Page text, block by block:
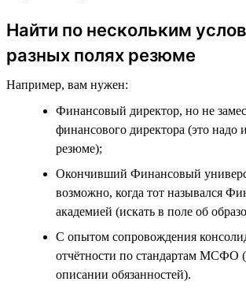
Найти по нескольким
разных полях резюме
Например, вам нужен:
Финансовый директор, но не
финансового директора (это надо
резюме);
Окончивший Финансовый
возможно, когда тот назывался
академией (искать в поле об
С опытом сопровождения
отчётности по стандартам МСФО
описании обязанностей).